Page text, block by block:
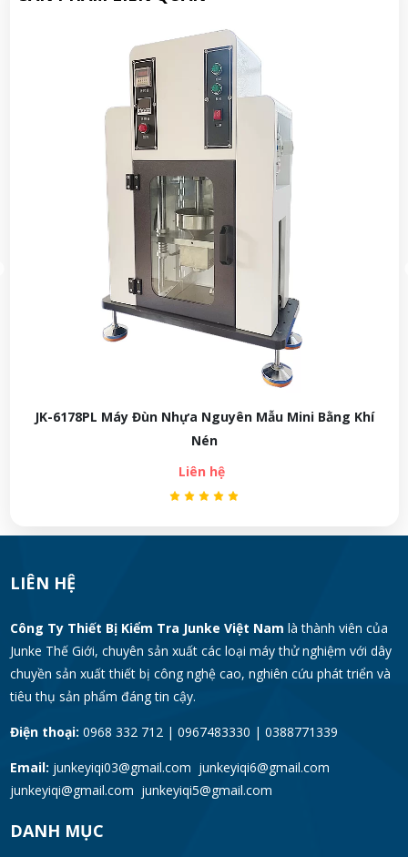
Bằng Khí
JK-MFY02 Máy Kiểm Tra Độ Kín Bao
LIÊN HỆ
Công Ty Thiết Bị Kiểm Tra Junke Việt Nam là thành viên của
Junke Thế Giới, chuyên sản xuất các loại máy thử nghiệm với dây
chuyền sản xuất thiết bị công nghệ cao, nghiên cứu phát triển và
tiêu thụ sản phẩm đáng tin cậy.
Điện thoại: 0968 332 712 | 0967483330 | 0388771339
Email: junkeyiqi03@gmail.com junkeyiqi6@gmail.com
junkeyiqi@gmail.com junkeyiqi5@gmail.com
DANH MỤC